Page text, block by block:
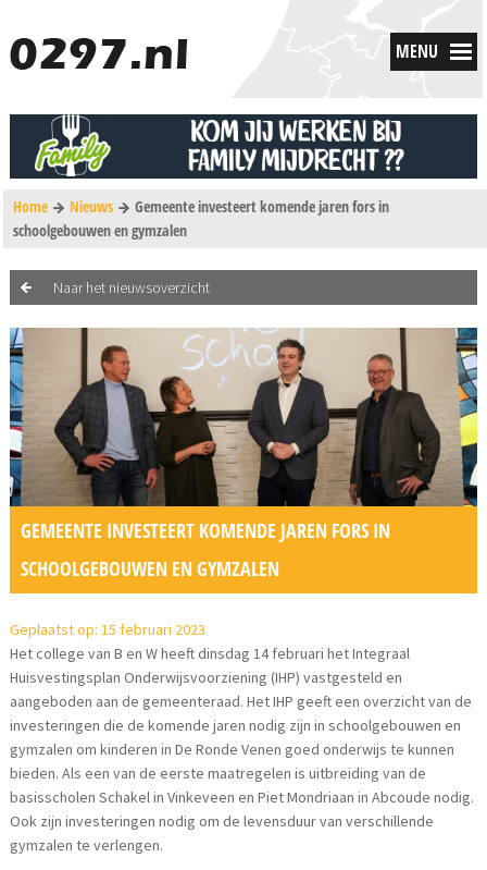
MENU
Home Nieuws
Gemeente investeert komende jaren fors in
schoolgebouwen en gymzalen
Naar het nieuwsoverzicht
GEMEENTE INVESTEERT KOMENDE JAREN FORS IN
SCHOOLGEBOUWEN EN GYMZALEN
Geplaatst op: 15 februari 2023
Het college van B en W heeft dinsdag 14 februari het Integraal
Huisvestingsplan Onderwijsvoorziening (IHP) vastgesteld en
aangeboden aan de gemeenteraad. Het IHP geeft een overzicht van de
investeringen die de komende jaren nodig zijn in schoolgebouwen en
gymzalen om kinderen in De Ronde Venen goed onderwijs te kunnen
bieden. Als een van de eerste maatregelen is uitbreiding van de
basisscholen Schakel in Vinkeveen en Piet Mondriaan in Abcoude nodig.
Ook zijn investeringen nodig om de levensduur van verschillende
gymzalen te verlengen.